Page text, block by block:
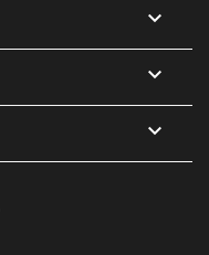


